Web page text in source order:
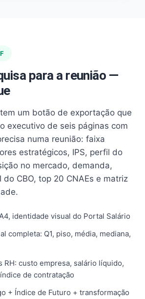
para a reunião —
um botão de exportação que
executivo de seis páginas com
numa reunião: faixa
estratégicos, IPS, perfil do
no mercado, demanda,
do CBO, top 20 CNAEs e matriz
identidade visual do Portal Salário
completa: Q1, piso, média, mediana,
RH: custo empresa, salário líquido,
de contratação
+ Índice de Futuro + transformação